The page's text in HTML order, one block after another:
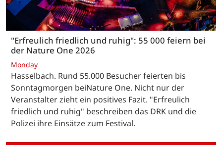
"Erfreulich friedlich und ruhig": 55 000 feiern bei
der Nature One 2026
Monday
Hasselbach. Rund 55.000 Besucher feierten bis
Sonntagmorgen beiNature One. Nicht nur der
Veranstalter zieht ein positives Fazit. "Erfreulich
friedlich und ruhig" beschreiben das DRK und die
Polizei ihre Einsätze zum Festival.